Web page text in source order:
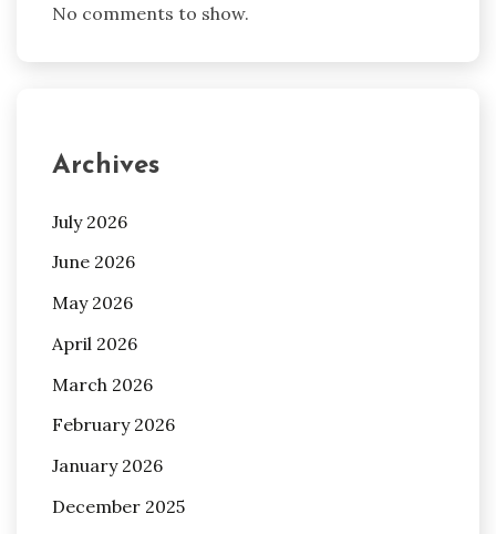
No comments to show.
Archives
July 2026
June 2026
May 2026
April 2026
March 2026
February 2026
January 2026
December 2025